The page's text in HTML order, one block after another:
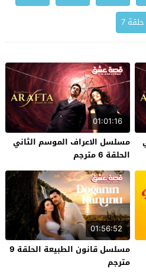
حلقة 7
01:01:16
مسلسل الاعراف الموسم الثاني
الحلقة 6 مترجم
01:56:52
مسلسل قانون الطبيعة الحلقة 9
مترجم